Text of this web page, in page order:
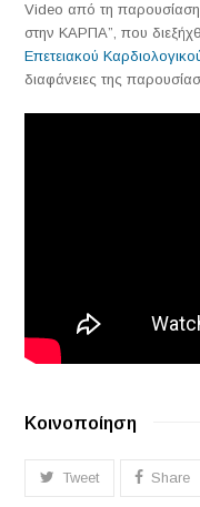
Video από τη παρουσίαση
στην ΚΑΡΠΑ”, που
Επετειακού
διαφάνειες της
Κοινοποίηση
Tweet Share